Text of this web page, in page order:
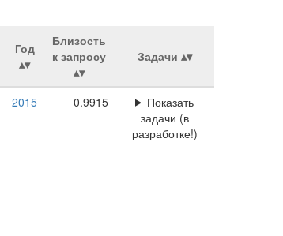
Год
Близость
к запросу
Задачи
2015 0.9915
Показать
задачи (в
разработке!)